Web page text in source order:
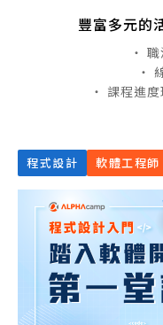
豐富多元的
・
・
・ 課程進
程式設計 軟體工程師